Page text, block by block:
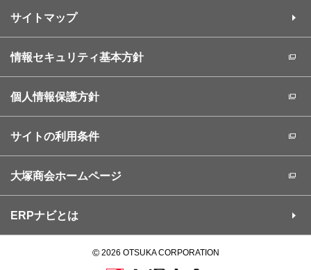
サイトマップ
情報セキュリティ基本方針
個人情報保護方針
サイトの利用条件
大塚商会ホームページ
ERPナビとは
©2026 OTSUKA CORPORATION